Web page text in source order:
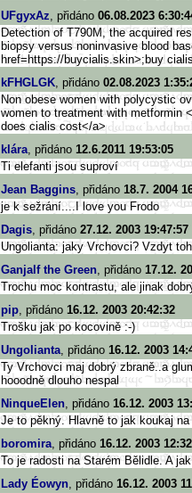
UFgyxAz, přidáno 06.08.2023
Detection of T790M, the acquired
biopsy versus noninvasive blood
href=https://buycialis.skin>;buy
kFHGLGK, přidáno 02.08.2023
Non obese women with polycystic
women to treatment with metformin
does cialis cost</a>
klára, přidáno 12.6.2011 19:53:05
Ti elefanti jsou suproví
Jean Baggins, přidáno 18.7. 2004
je k sežrání....I love you Frodo
Dagis, přidáno 27.12. 2003 19:47:57
Ungolianta: jaky Vrchovci? Vzdyt
Ganjalf the Green, přidáno 17.12.
Trochu moc kontrastu, ale jinak
pip, přidáno 16.12. 2003 20:42:32
Trošku jak po kocovině :-)
Ungolianta, přidáno 16.12. 2003
Ty Vrchovci maj dobrý zbraně..a
hooodně dlouho nespal
NinqueElen, přidáno 16.12. 2003
Je to pěkný. Hlavně to jak koukaj
boromira, přidáno 16.12. 2003
To je radosti na Starém Bělidle. A
Lady Éowyn, přidáno 16.12. 2003